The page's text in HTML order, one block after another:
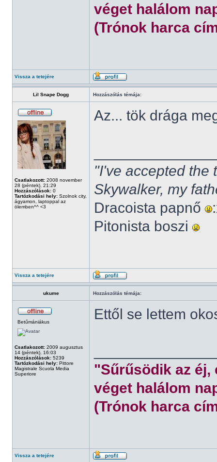
véget halálom
(Trónok harca
Vissza a tetejére
Lil Snape Dogg Hozzászólás témája:
Csatlakozott: 2008 november
28 (péntek), 21:29
Hozzászólások: 0
Tartózkodási hely: Szolnok city,
ágyamon, laptoppal az
ölemben^^ <3
Az... tök drága
"I've accepted the
Skywalker, my
Dracoista papnő
Pitonista boszi
Vissza a tetejére
ukume Hozzászólás témája:
Betűmániákus
Csatlakozott: 2009 augusztus
14 (péntek), 16:03
Hozzászólások: 5239
Tartózkodási hely: Pittore
Magistrale Scuola Media
Superiore
Ettől se lettem
"Sűrűsödik az éj,
véget halálom
(Trónok harca
Vissza a tetejére